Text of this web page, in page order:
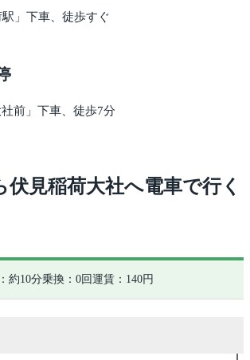
」下車、徒歩すぐ
前」下車、徒歩7分
伏見稲荷大社へ電車で行く
約10分乗換：0回運賃：140円